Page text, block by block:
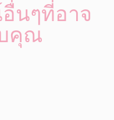
นๆที่อาจ
คุณ